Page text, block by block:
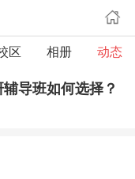
区 相册 动态
导班如何选择？